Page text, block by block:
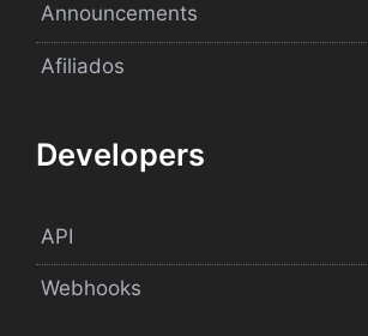
Announcements
Afiliados
Developers
API
Webhooks